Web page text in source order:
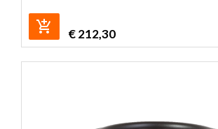
€212,30